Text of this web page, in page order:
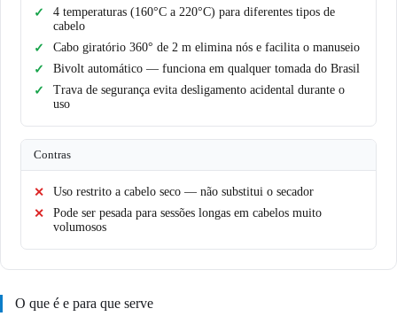
4 temperaturas (160°C a 220°C) para diferentes tipos de
cabelo
Cabo giratório 360° de 2 m elimina nós e facilita o manuseio
Bivolt automático — funciona em qualquer tomada do Brasil
Trava de segurança evita desligamento acidental durante o
uso
Contras
Uso restrito a cabelo seco — não substitui o secador
Pode ser pesada para sessões longas em cabelos muito
volumosos
O que é e para que serve